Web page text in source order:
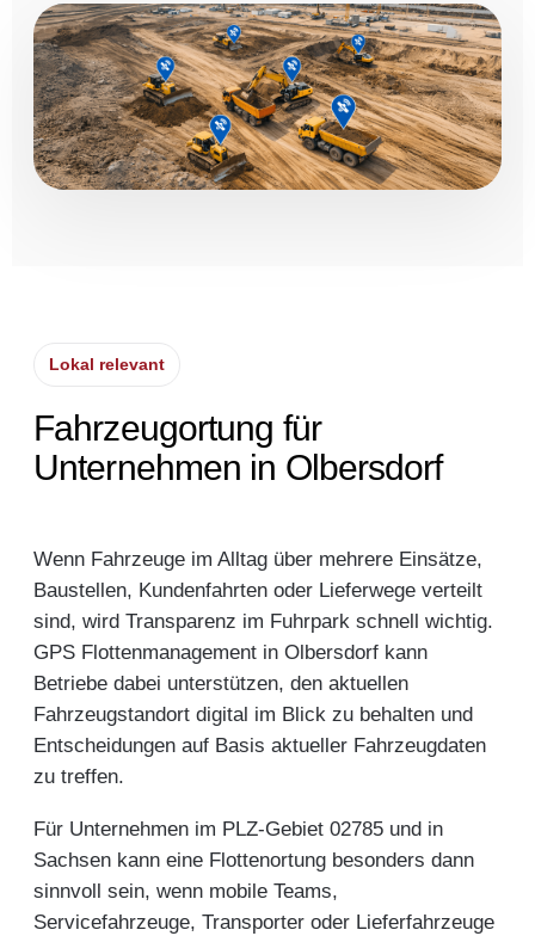
Lokal relevant
Fahrzeugortung für
Unternehmen in Olbersdorf
Wenn Fahrzeuge im Alltag über mehrere Einsätze,
Baustellen, Kundenfahrten oder Lieferwege verteilt
sind, wird Transparenz im Fuhrpark schnell wichtig.
GPS Flottenmanagement in Olbersdorf kann
Betriebe dabei unterstützen, den aktuellen
Fahrzeugstandort digital im Blick zu behalten und
Entscheidungen auf Basis aktueller Fahrzeugdaten
zu treffen.
Für Unternehmen im PLZ-Gebiet 02785 und in
Sachsen kann eine Flottenortung besonders dann
sinnvoll sein, wenn mobile Teams,
Servicefahrzeuge, Transporter oder Lieferfahrzeuge